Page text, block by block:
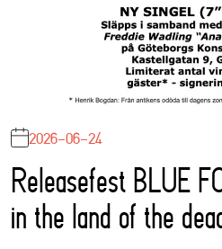
2026-06-24
Releasefest BLUE
in the land of the